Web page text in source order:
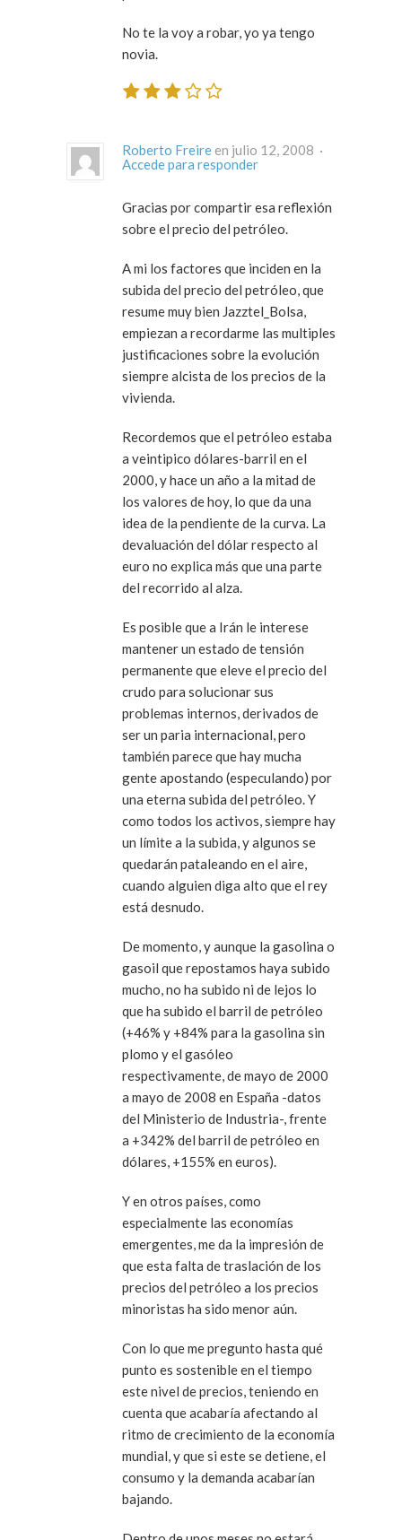
No te la voy a robar, yo ya tengo
novia.
Roberto Freire
en julio 12, 2008 ·
Accede para responder
Gracias por compartir esa reflexión
sobre el precio del petróleo.
A mi los factores que inciden en la
subida del precio del petróleo, que
resume muy bien Jazztel_Bolsa,
empiezan a recordarme las multiples
justificaciones sobre la evolución
siempre alcista de los precios de la
vivienda.
Recordemos que el petróleo estaba
a veintipico dólares-barril en el
2000, y hace un año a la mitad de
los valores de hoy, lo que da una
idea de la pendiente de la curva. La
devaluación del dólar respecto al
euro no explica más que una parte
del recorrido al alza.
Es posible que a Irán le interese
mantener un estado de tensión
permanente que eleve el precio del
crudo para solucionar sus
problemas internos, derivados de
ser un paria internacional, pero
también parece que hay mucha
gente apostando (especulando) por
una eterna subida del petróleo. Y
como todos los activos, siempre hay
un límite a la subida, y algunos se
quedarán pataleando en el aire,
cuando alguien diga alto que el rey
está desnudo.
De momento, y aunque la gasolina o
gasoil que repostamos haya subido
mucho, no ha subido ni de lejos lo
que ha subido el barril de petróleo
(+46% y +84% para la gasolina sin
plomo y el gasóleo
respectivamente, de mayo de 2000
a mayo de 2008 en España -datos
del Ministerio de Industria-, frente
a +342% del barril de petróleo en
dólares, +155% en euros).
Y en otros países, como
especialmente las economías
emergentes, me da la impresión de
que esta falta de traslación de los
precios del petróleo a los precios
minoristas ha sido menor aún.
Con lo que me pregunto hasta qué
punto es sostenible en el tiempo
este nivel de precios, teniendo en
cuenta que acabaría afectando al
ritmo de crecimiento de la economía
mundial, y que si este se detiene, el
consumo y la demanda acabarían
bajando.